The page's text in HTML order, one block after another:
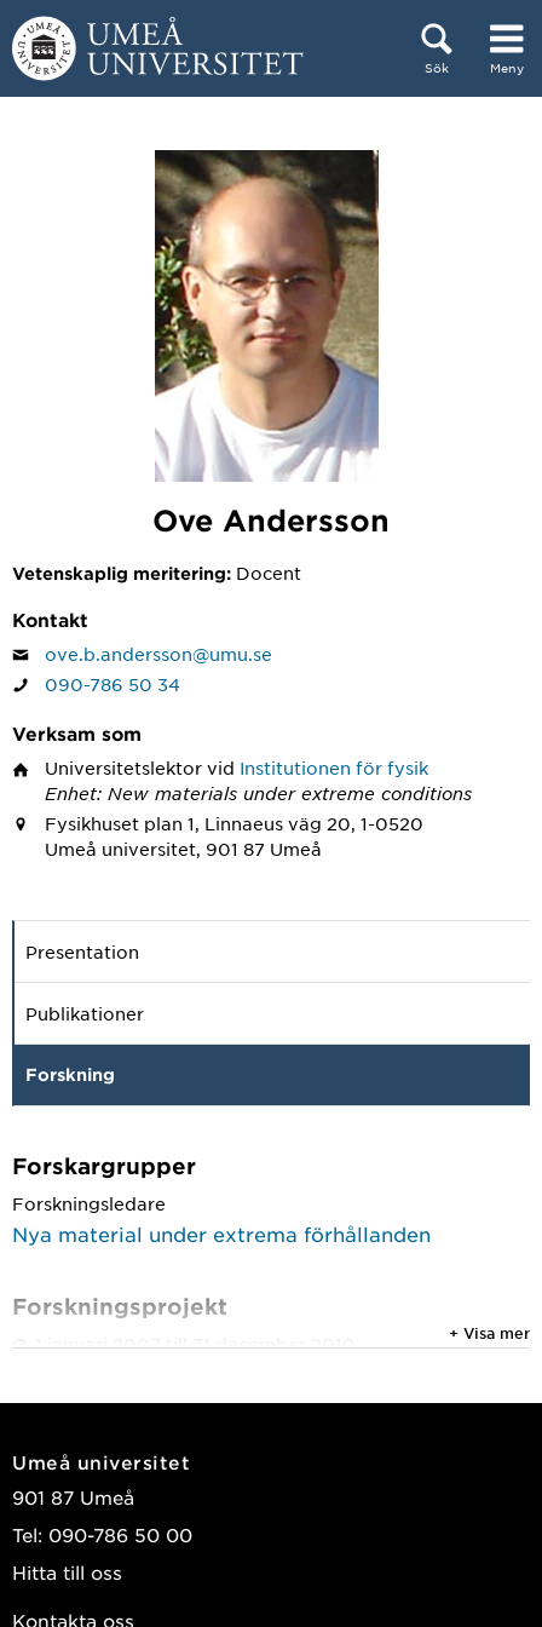
Hoppa direkt till innehållet
Sök Meny
Ove Andersson
Vetenskaplig meritering: Docent
Kontakt
ove.b.andersson@umu.se
090-786 50 34
Verksam som
Universitetslektor vid Institutionen för fysik
Enhet: New materials under extreme conditions
Fysikhuset plan 1, Linnaeus väg 20, 1-0520
Umeå universitet, 901 87 Umeå
Presentation
Publikationer
Forskning
Forskargrupper
Forskningsledare
Nya material under extrema förhållanden
Forskningsprojekt
1 januari 2007 till 31 december 2010 + Visa mer
Umeå universitet
901 87 Umeå
Tel: 090-786 50 00
Hitta till oss
Kontakta oss